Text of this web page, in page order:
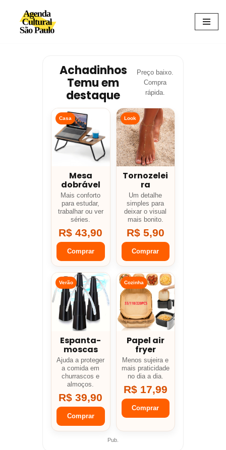
Avançar
Achadinhos
Temu em
destaque
Preço baixo.
Compra
rápida.
Casa
Mesa
dobrável
Mais conforto
para estudar,
trabalhar ou ver
séries.
R$ 43,90
Comprar
Look
Tornozelei
ra
Um detalhe
simples para
deixar o visual
mais bonito.
R$ 5,90
Comprar
Verão
Espanta-
moscas
Ajuda a proteger
a comida em
churrascos e
almoços.
R$ 39,90
Comprar
Cozinha
Papel air
fryer
Menos sujeira e
mais praticidade
no dia a dia.
R$ 17,99
Comprar
Pub.